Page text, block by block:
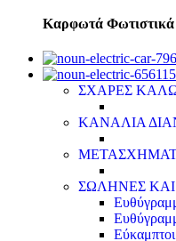
Καρφωτά Φωτιστικά
ΣΧΑΡΕΣ
ΚΑΝΑΛΙΑ
ΣΩΛΗΝΕΣ